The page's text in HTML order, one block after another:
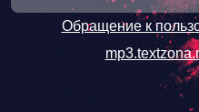
Обращение к